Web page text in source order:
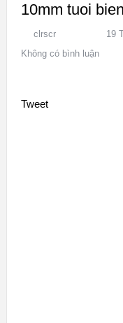
10mm tuoi
clrscr
19
Không có bình luận
Tweet